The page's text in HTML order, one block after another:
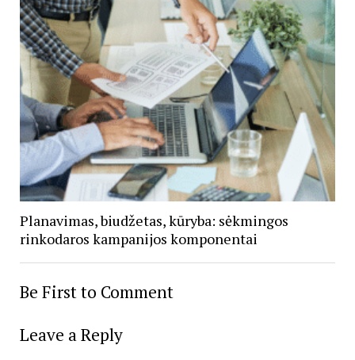
Planavimas, biudžetas, kūryba: sėkmingos
rinkodaros kampanijos komponentai
Be First to Comment
Leave a Reply